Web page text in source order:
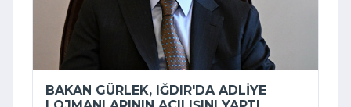
BAKAN GÜRLEK, IĞDIR'DA ADLIYE